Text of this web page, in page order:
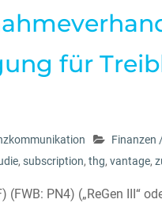
für
Finanzen
, subscription, thg, vantage,
(FWB: PN4) („ReGen III“